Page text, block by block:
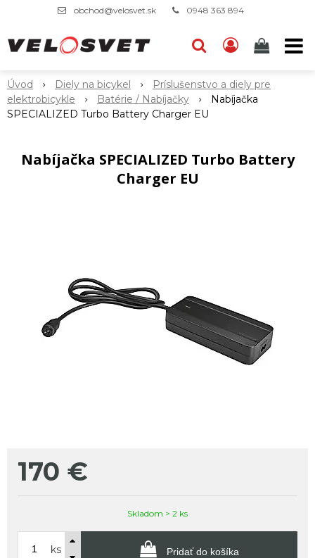
obchod@velosvet.sk 0948 363 894
Úvod Diely na bicykel
Príslušenstvo a diely pre
elektrobicykle
Batérie / Nabíjačky
Nabíjačka
SPECIALIZED Turbo Battery Charger EU
Nabíjačka SPECIALIZED Turbo Battery
Charger EU
170 €
Skladom > 2 ks
ks Pridať do košíka